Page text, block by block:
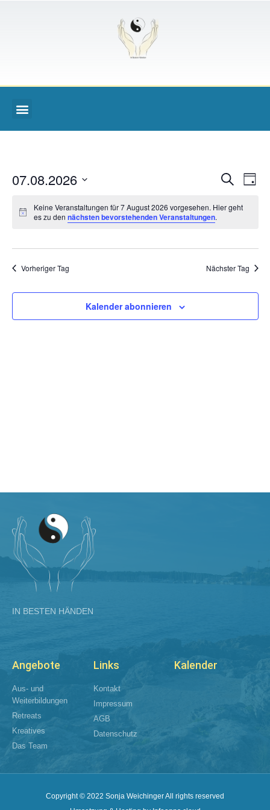
Suche
Tag
07.08.2026
Keine Veranstaltungen für 7 August 2026 vorgesehen. Hier geht
es zu den nächsten bevorstehenden Veranstaltungen.
Vorheriger Tag Nächster Tag
Kalender abonnieren
IN BESTEN HÄNDEN
Angebote
Aus- und
Weiterbildungen​
Retreats
Kreatives
Das Team
Links
Kontakt
Impressum
AGB
Datenschutz
Kalender
Copyright © 2022 Sonja Weichinger All rights reserved